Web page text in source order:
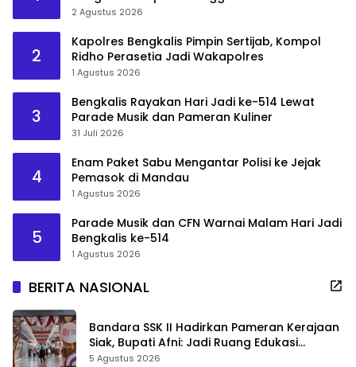
2 Agustus 2026
2
Kapolres Bengkalis Pimpin Sertijab, Kompol
Ridho Perasetia Jadi Wakapolres
1 Agustus 2026
3
Bengkalis Rayakan Hari Jadi ke-514 Lewat
Parade Musik dan Pameran Kuliner
31 Juli 2026
4
Enam Paket Sabu Mengantar Polisi ke Jejak
Pemasok di Mandau
1 Agustus 2026
5
Parade Musik dan CFN Warnai Malam Hari Jadi
Bengkalis ke-514
1 Agustus 2026
BERITA NASIONAL
Bandara SSK II Hadirkan Pameran Kerajaan
Siak, Bupati Afni: Jadi Ruang Edukasi
Sejarah Riau
5 Agustus 2026